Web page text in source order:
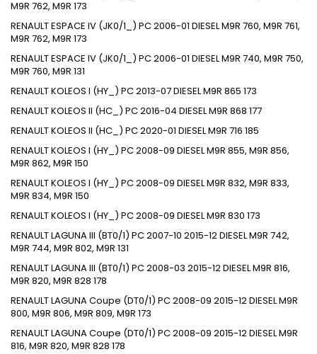
M9R 762, M9R 173
RENAULTESPACE IV (JK0/1_) PC2006-01 DIESELM9R 760, M9R 761,
M9R 762, M9R 173
RENAULTESPACE IV (JK0/1_) PC2006-01 DIESELM9R 740, M9R 750,
M9R 760, M9R 131
RENAULTKOLEOS I (HY_) PC2013-07DIESELM9R 865 173
RENAULTKOLEOS II (HC_) PC2016-04 DIESELM9R 868 177
RENAULTKOLEOS II (HC_) PC2020-01 DIESELM9R 716 185
RENAULTKOLEOS I (HY_) PC2008-09 DIESELM9R 855, M9R 856,
M9R 862, M9R 150
RENAULTKOLEOS I (HY_) PC2008-09 DIESELM9R 832, M9R 833,
M9R 834, M9R 150
RENAULTKOLEOS I (HY_) PC2008-09 DIESELM9R 830 173
RENAULTLAGUNA III (BT0/1) PC2007-10 2015-12DIESELM9R 742,
M9R 744, M9R 802, M9R 131
RENAULTLAGUNA III (BT0/1) PC2008-03 2015-12DIESELM9R 816,
M9R 820, M9R 828 178
RENAULTLAGUNA Coupe (DT0/1) PC2008-09 2015-12DIESELM9R
800, M9R 806, M9R 809, M9R 173
RENAULTLAGUNA Coupe (DT0/1) PC2008-09 2015-12DIESELM9R
816, M9R 820, M9R 828 178